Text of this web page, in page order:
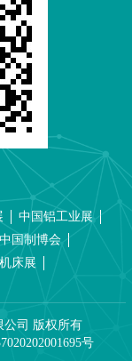
中国铝工业展
中国制博会
床展
公司 版权所有
号